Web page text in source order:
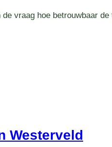
vraag hoe betrouwbaar
Westerveld